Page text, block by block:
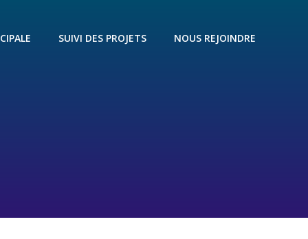
SUIVI DES PROJETS NOUS REJOINDRE